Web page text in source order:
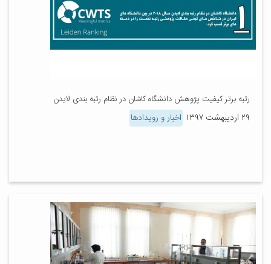
رتبه برتر کیفیت پژوهش دانشگاه کاشان در نظام رتبه بندی لایدن
۲۹ اردیبهشت ۱۳۹۷ اخبار و رویدادها